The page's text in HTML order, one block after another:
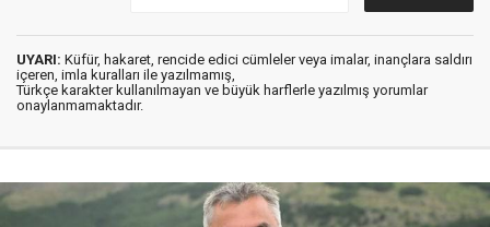
UYARI: Küfür, hakaret, rencide edici cümleler veya imalar, inançlara saldırı
içeren, imla kuralları ile yazılmamış,
Türkçe karakter kullanılmayan ve büyük harflerle yazılmış yorumlar
onaylanmamaktadır.